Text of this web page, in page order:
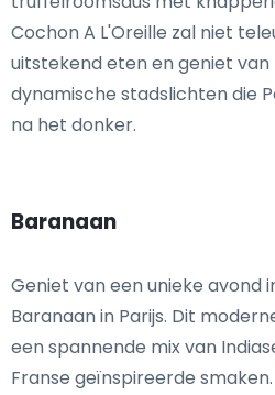
Cochon A L'Oreille zal niet
uitstekend eten en geniet
dynamische stadslichten die
na het donker.
Baranaan
Geniet van een unieke avond
Baranaan in Parijs. Dit
een spannende mix van
Franse geïnspireerde